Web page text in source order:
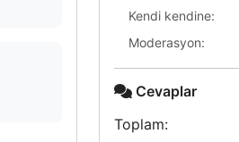
Kendi kendine:
Moderasyon:
Cevaplar
Toplam: